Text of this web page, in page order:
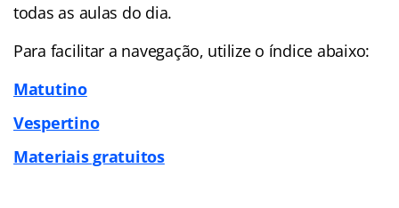
todas as aulas do dia.
Para facilitar a navegação, utilize o índice abaixo:
Matutino
Vespertino
Materiais gratuitos